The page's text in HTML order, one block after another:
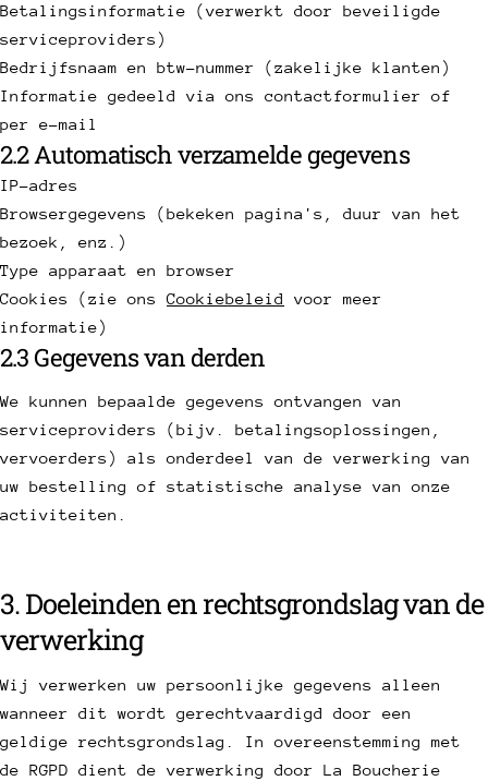
Betalingsinformatie (verwerkt door beveiligde
serviceproviders)
Bedrijfsnaam en btw-nummer (zakelijke klanten)
Informatie gedeeld via ons contactformulier of
per e-mail
2.2 Automatisch verzamelde gegevens
IP-adres
Browsergegevens (bekeken pagina's, duur van het
bezoek, enz.)
Type apparaat en browser
Cookies (zie onsCookiebeleid
voor meer
informatie)
2.3 Gegevens van derden
We kunnen bepaalde gegevens ontvangen van
serviceproviders (bijv. betalingsoplossingen,
vervoerders) als onderdeel van de verwerking van
uw bestelling of statistische analyse van onze
activiteiten.
3. Doeleinden en rechtsgrondslag van de
verwerking
Wij verwerken uw persoonlijke gegevens alleen
wanneer dit wordt gerechtvaardigd door een
geldige rechtsgrondslag. In overeenstemming met
de RGPD dient de verwerking door La Boucherie